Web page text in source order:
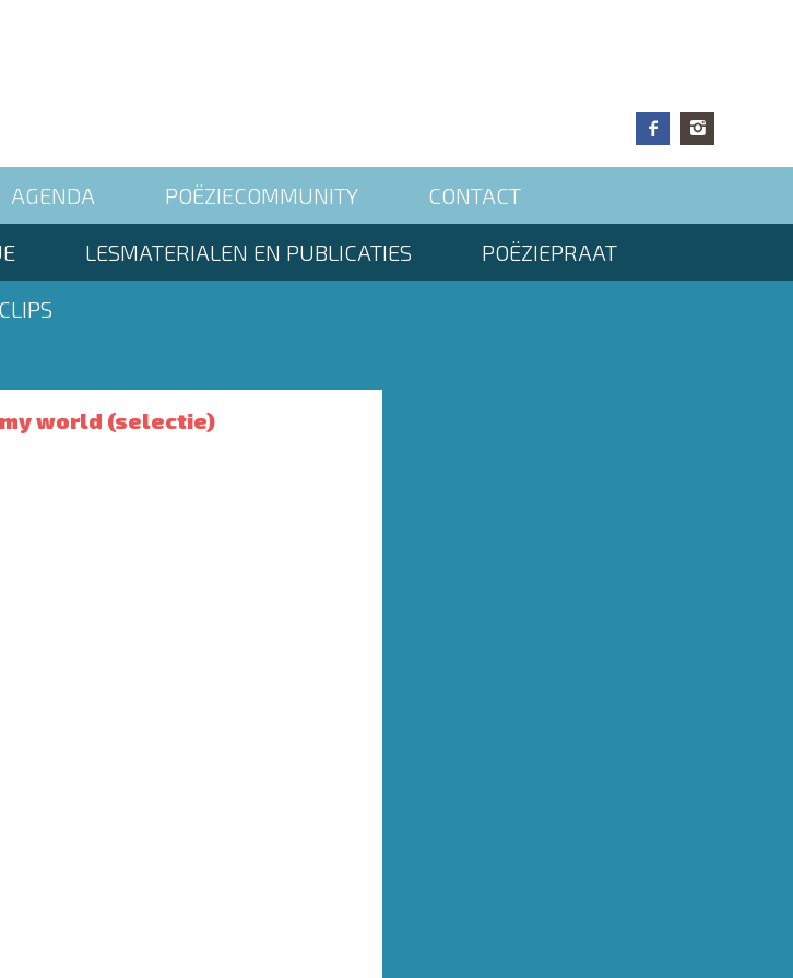
AGENDA POËZIECOMMUNITY CONTACT
LESMATERIALEN EN PUBLICATIES POËZIEPRAAT
my world (selectie)